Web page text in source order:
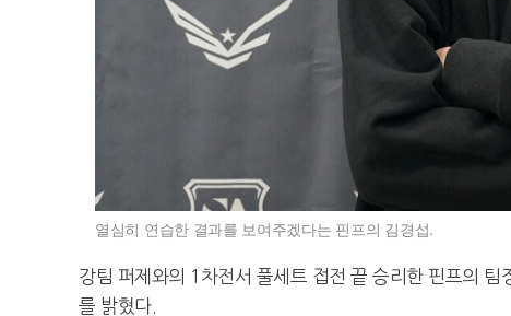
열심히 연습한 결과를 보여주겠다는 핀프의 김경섭.
강팀 퍼제와의 1차전서 풀세트 접전 끝 승리한 핀프의
를 밝혔다.